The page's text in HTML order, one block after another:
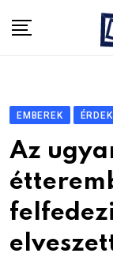
EMBEREK
Az